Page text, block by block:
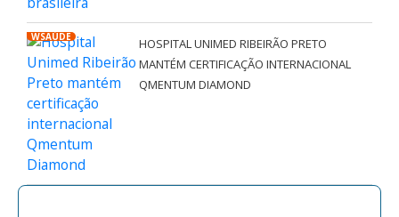
WSAÚDE
HOSPITAL UNIMED RIBEIRÃO PRETO
MANTÉM CERTIFICAÇÃO INTERNACIONAL
QMENTUM DIAMOND